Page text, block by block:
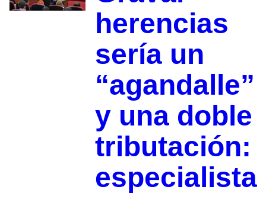
herencias
sería un
“agandalle”
y una doble
tributación:
especialista